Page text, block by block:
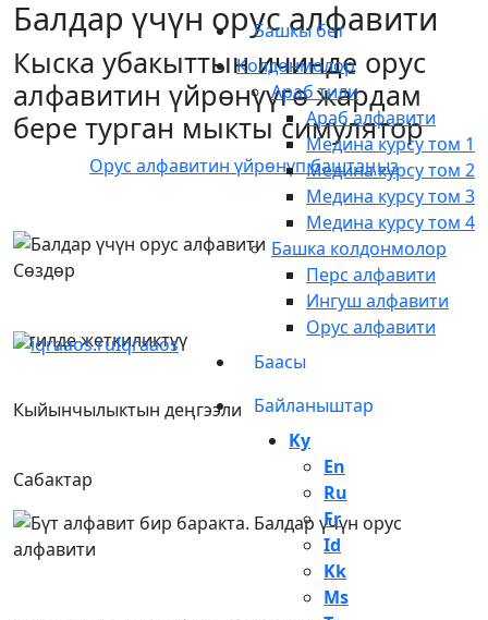
Iqraaos
Башкы бет
Колдонмолор
Араб тили
Араб алфавити
Медина курсу том 1
Медина курсу том 2
Медина курсу том 3
Медина курсу том 4
Башка колдонмолор
Перс алфавити
Ингуш алфавити
Орус алфавити
Баасы
Байланыштар
Ky
En
Ru
Fr
Id
Kk
Ms
Балдар үчүн орус алфавити
Кыска убакыттын ичинде орус
алфавитин үйрөнүүгө жардам
бере турган мыкты симулятор
Орус алфавитин үйрөнүп баштаңыз
Сөздөр
3 тилде жеткиликтүү
Кыйынчылыктын деңгээли
Сабактар